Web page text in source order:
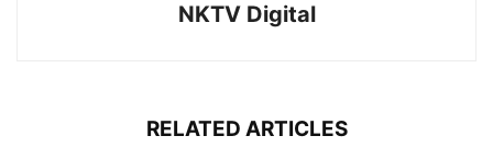
NKTV Digital
RELATED ARTICLES